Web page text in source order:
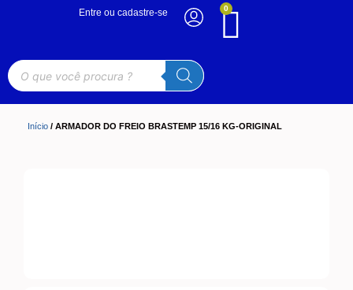
0
Entre ou cadastre-se
Início / ARMADOR DO FREIO BRASTEMP 15/16 KG-ORIGINAL